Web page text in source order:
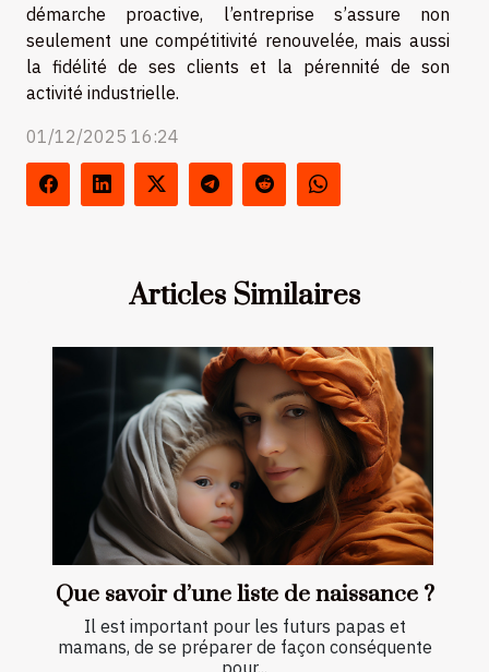
démarche proactive, l’entreprise s’assure non
seulement une compétitivité renouvelée, mais aussi
la fidélité de ses clients et la pérennité de son
activité industrielle.
01/12/2025 16:24
Articles Similaires
Que savoir d’une liste de naissance ?
Il est important pour les futurs papas et
mamans, de se préparer de façon conséquente
pour...